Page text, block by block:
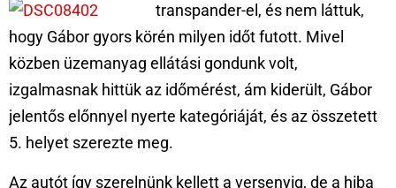
transpander-el , és nem láttuk,
hogy Gábor gyors körén milyen időt futott. Mivel
közben üzemanyag ellátási gondunk volt,
izgalmasnak hittük az időmérést, ám kiderült, Gábor
jelentős előnnyel nyerte kategóriáját, és az összetett
5. helyet szerezte meg.
Az autót így szerelnünk kellett a versenyig, de a hiba